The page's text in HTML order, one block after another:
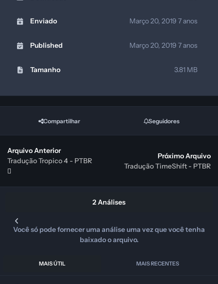
Enviado Março 20, 2019 7 anos
Published Março 20, 2019 7 anos
Tamanho 3.81 MB
Compartilhar Seguidores
Arquivo Anterior
Tradução Tropico 4 - PTBR
Próximo Arquivo
Tradução TimeShift - PTBR
2 Análises
Você só pode fornecer uma análise uma vez que você tenha
baixado o arquivo.
MAIS ÚTIL MAIS RECENTES